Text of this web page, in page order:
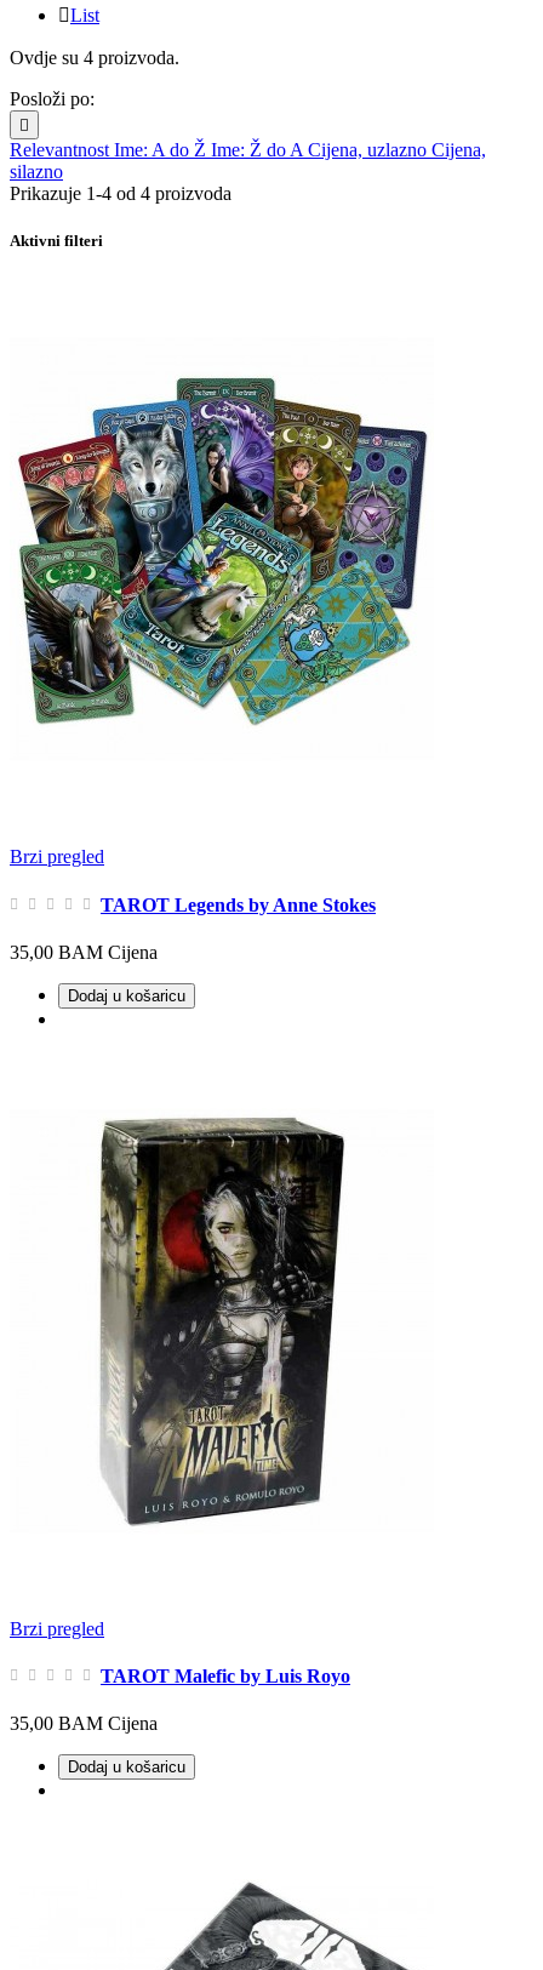
List
Ovdje su 4 proizvoda.
Posloži po:

Relevantnost Ime: A do Ž Ime: Ž do A Cijena, uzlazno Cijena,
silazno
Prikazuje 1-4 od 4 proizvoda
Aktivni filteri
Brzi pregled
TAROT Legends by Anne Stokes
35,00 BAM Cijena
Dodaj u košaricu
Brzi pregled
TAROT Malefic by Luis Royo
35,00 BAM Cijena
Dodaj u košaricu